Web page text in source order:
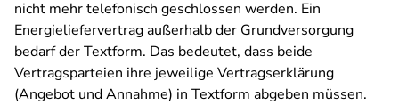
nicht mehr telefonisch geschlossen werden. Ein
Energieliefervertrag außerhalb der Grundversorgung
bedarf der Textform. Das bedeutet, dass beide
Vertragsparteien ihre jeweilige Vertragserklärung
(Angebot und Annahme) in Textform abgeben müssen.